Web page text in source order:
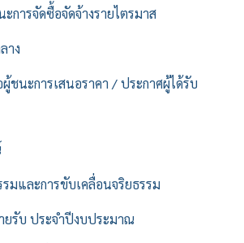
การจัดซื้อจัดจ้างรายไตรมาส
าง
ชนะการเสนอราคา / ประกาศผู้ได้รับ
มและการขับเคลื่อนจริยธรรม
ยรับ ประจำปีงบประมาณ